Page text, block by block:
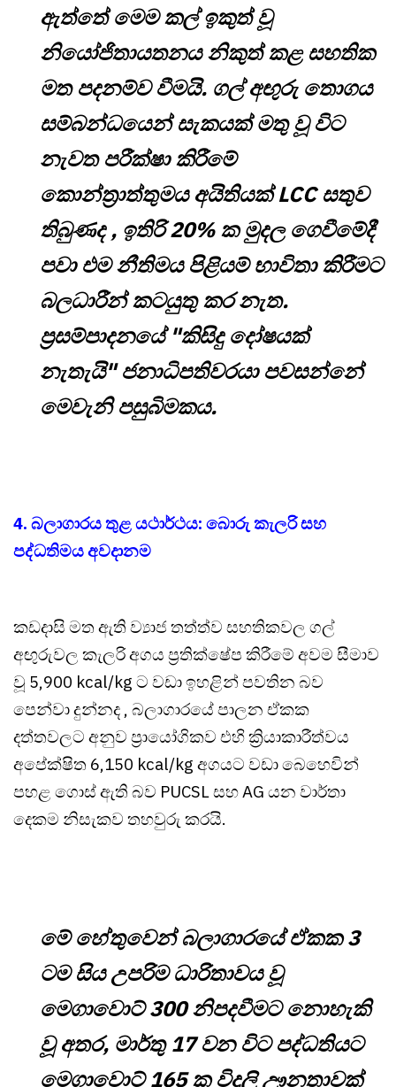
ඇත්තේ මෙම කල් ඉකුත් වූ
නියෝජිතායතනය නිකුත් කළ සහතික
මත පදනම්ව වීමයි. ගල් අඟුරු තොගය
සම්බන්ධයෙන් සැකයක් මතු වූ විට
නැවත පරීක්ෂා කිරීමේ
කොන්ත්‍රාත්තුමය අයිතියක් LCC සතුව
තිබුණද , ඉතිරි 20% ක මුදල ගෙවීමේදී
පවා එම නීතිමය පිළියම් භාවිතා කිරීමට
බලධාරීන් කටයුතු කර නැත.
ප්‍රසම්පාදනයේ "කිසිදු දෝෂයක්
නැතැයි" ජනාධිපතිවරයා පවසන්නේ
මෙවැනි පසුබිමකය.
4. බලාගාරය තුළ යථාර්ථය: බොරු කැලරි සහ
පද්ධතිමය අවදානම
කඩදාසි මත ඇති ව්‍යාජ තත්ත්ව සහතිකවල ගල්
අඟුරුවල කැලරි අගය ප්‍රතික්ෂේප කිරීමේ අවම සීමාව
වූ 5,900 kcal/kg ට වඩා ඉහළින් පවතින බව
පෙන්වා දුන්නද , බලාගාරයේ පාලන ඒකක
දත්තවලට අනුව ප්‍රායෝගිකව එහි ක්‍රියාකාරීත්වය
අපේක්ෂිත 6,150 kcal/kg අගයට වඩා බෙහෙවින්
පහළ ගොස් ඇති බව PUCSL සහ AG යන වාර්තා
දෙකම නිසැකව තහවුරු කරයි.
මේ හේතුවෙන් බලාගාරයේ ඒකක 3
ටම සිය උපරිම ධාරිතාවය වූ
මෙගාවොට් 300 නිපදවීමට නොහැකි
වූ අතර, මාර්තු 17 වන විට පද්ධතියට
මෙගාවොට් 165 ක විදුලි ඌනතාවක්